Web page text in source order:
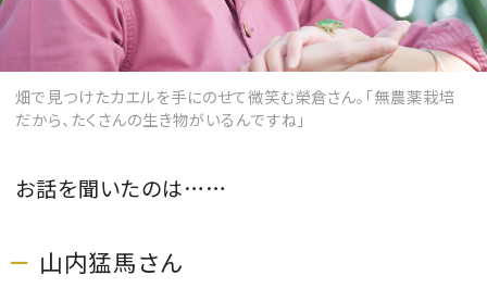
畑で見つけたカエルを手にのせて微笑む榮倉さん。「無農薬栽培
だから、たくさんの生き物がいるんですね」
お話を聞いたのは……
山内猛馬さん